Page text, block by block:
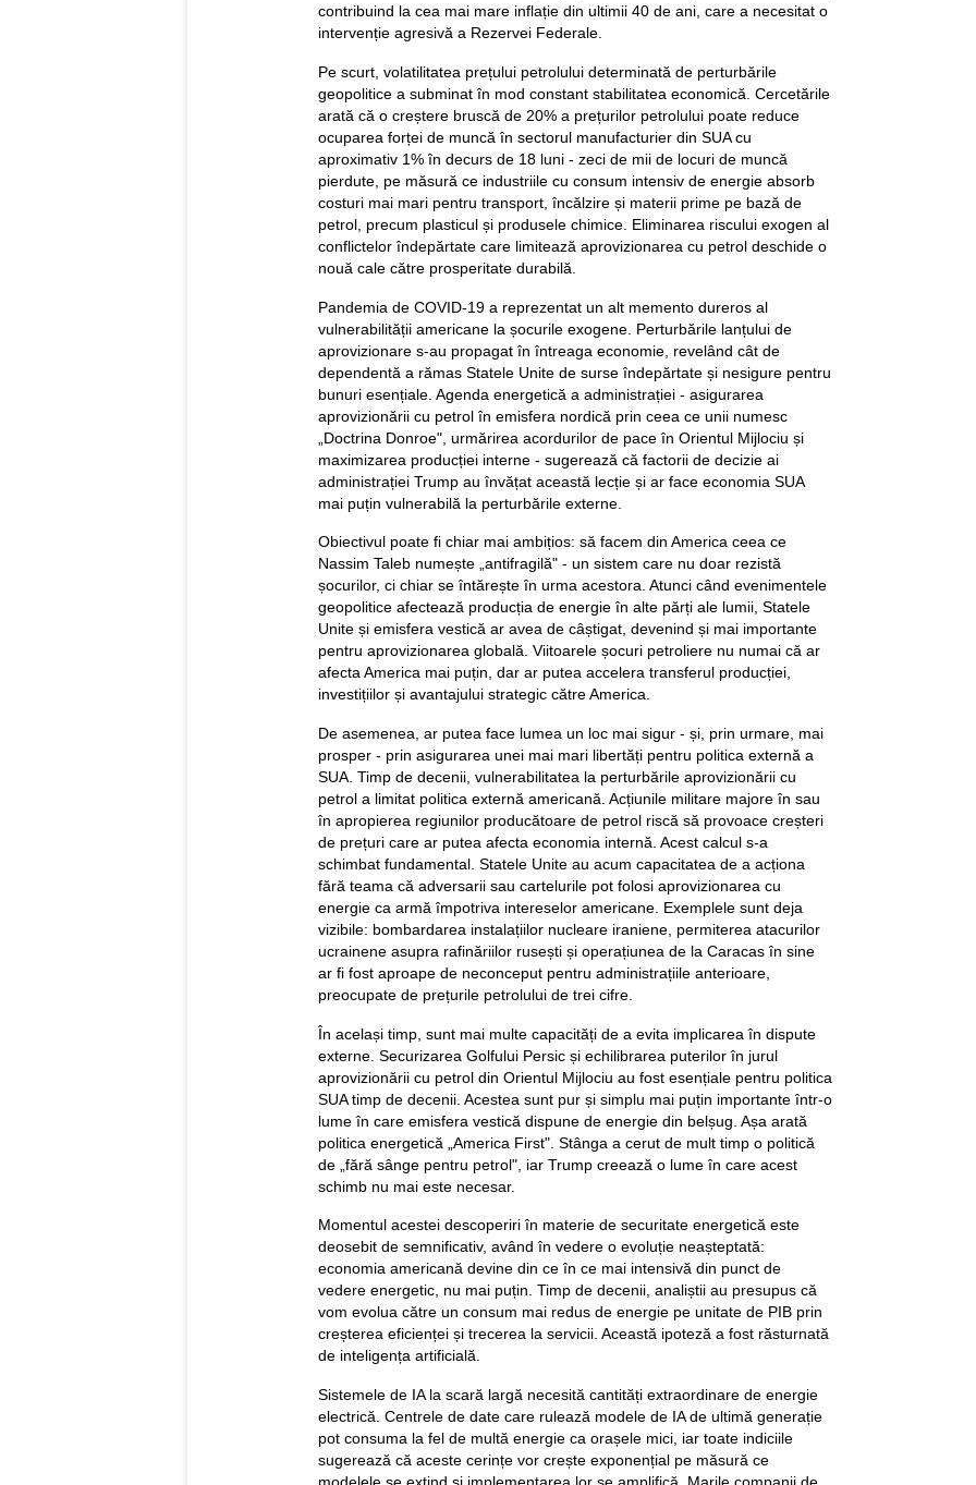
contribuind la cea mai mare inflație din ultimii 40 de ani, care a necesitat o
intervenție agresivă a Rezervei Federale.
Pe scurt, volatilitatea prețului petrolului determinată de perturbările
geopolitice a subminat în mod constant stabilitatea economică. Cercetările
arată că o creștere bruscă de 20% a prețurilor petrolului poate reduce
ocuparea forței de muncă în sectorul manufacturier din SUA cu
aproximativ 1% în decurs de 18 luni - zeci de mii de locuri de muncă
pierdute, pe măsură ce industriile cu consum intensiv de energie absorb
costuri mai mari pentru transport, încălzire și materii prime pe bază de
petrol, precum plasticul și produsele chimice. Eliminarea riscului exogen al
conflictelor îndepărtate care limitează aprovizionarea cu petrol deschide o
nouă cale către prosperitate durabilă.
Pandemia de COVID-19 a reprezentat un alt memento dureros al
vulnerabilității americane la șocurile exogene. Perturbările lanțului de
aprovizionare s-au propagat în întreaga economie, revelând cât de
dependentă a rămas Statele Unite de surse îndepărtate și nesigure pentru
bunuri esențiale. Agenda energetică a administrației - asigurarea
aprovizionării cu petrol în emisfera nordică prin ceea ce unii numesc
„Doctrina Donroe", urmărirea acordurilor de pace în Orientul Mijlociu și
maximizarea producției interne - sugerează că factorii de decizie ai
administrației Trump au învățat această lecție și ar face economia SUA
mai puțin vulnerabilă la perturbările externe.
Obiectivul poate fi chiar mai ambițios: să facem din America ceea ce
Nassim Taleb numește „antifragilă" - un sistem care nu doar rezistă
șocurilor, ci chiar se întărește în urma acestora. Atunci când evenimentele
geopolitice afectează producția de energie în alte părți ale lumii, Statele
Unite și emisfera vestică ar avea de câștigat, devenind și mai importante
pentru aprovizionarea globală. Viitoarele șocuri petroliere nu numai că ar
afecta America mai puțin, dar ar putea accelera transferul producției,
investițiilor și avantajului strategic către America.
De asemenea, ar putea face lumea un loc mai sigur - și, prin urmare, mai
prosper - prin asigurarea unei mai mari libertăți pentru politica externă a
SUA. Timp de decenii, vulnerabilitatea la perturbările aprovizionării cu
petrol a limitat politica externă americană. Acțiunile militare majore în sau
în apropierea regiunilor producătoare de petrol riscă să provoace creșteri
de prețuri care ar putea afecta economia internă. Acest calcul s-a
schimbat fundamental. Statele Unite au acum capacitatea de a acționa
fără teama că adversarii sau cartelurile pot folosi aprovizionarea cu
energie ca armă împotriva intereselor americane. Exemplele sunt deja
vizibile: bombardarea instalațiilor nucleare iraniene, permiterea atacurilor
ucrainene asupra rafinăriilor rusești și operațiunea de la Caracas în sine
ar fi fost aproape de neconceput pentru administrațiile anterioare,
preocupate de prețurile petrolului de trei cifre.
În același timp, sunt mai multe capacități de a evita implicarea în dispute
externe. Securizarea Golfului Persic și echilibrarea puterilor în jurul
aprovizionării cu petrol din Orientul Mijlociu au fost esențiale pentru politica
SUA timp de decenii. Acestea sunt pur și simplu mai puțin importante într-o
lume în care emisfera vestică dispune de energie din belșug. Așa arată
politica energetică „America First". Stânga a cerut de mult timp o politică
de „fără sânge pentru petrol", iar Trump creează o lume în care acest
schimb nu mai este necesar.
Momentul acestei descoperiri în materie de securitate energetică este
deosebit de semnificativ, având în vedere o evoluție neașteptată:
economia americană devine din ce în ce mai intensivă din punct de
vedere energetic, nu mai puțin. Timp de decenii, analiștii au presupus că
vom evolua către un consum mai redus de energie pe unitate de PIB prin
creșterea eficienței și trecerea la servicii. Această ipoteză a fost răsturnată
de inteligența artificială.
Sistemele de IA la scară largă necesită cantități extraordinare de energie
electrică. Centrele de date care rulează modele de IA de ultimă generație
pot consuma la fel de multă energie ca orașele mici, iar toate indiciile
sugerează că aceste cerințe vor crește exponențial pe măsură ce